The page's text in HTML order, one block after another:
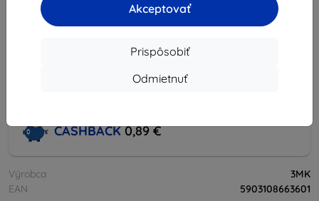
Akceptovať
Prispôsobiť
Odmietnuť
rokov na trhu dní na vrátenie
CASHBACK0,89 €
Výrobca
3MK
EAN
5903108663601